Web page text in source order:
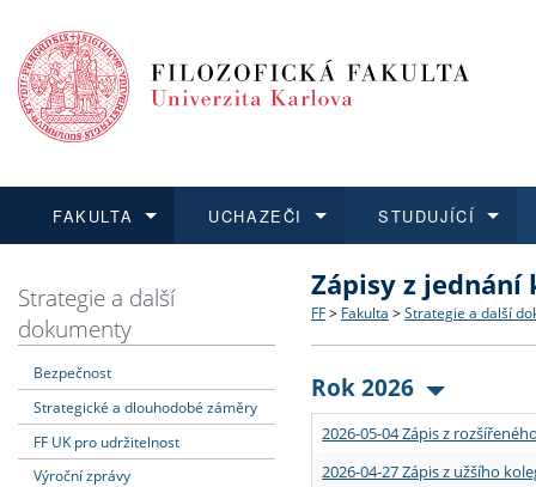
FAKULTA
Dozvědět se více
Struktura a historie
Strategie a další
Podpora a benefity pro
Absolventi fakulty
UCHAZEČI
Podat přihlášku
Co studovat a jak se
Učitelské studijní
Informace k průběhu
STUDUJÍCÍ
Dozvědět se více
Bakalářské a magisterské
Doktorské studium
Rigorózní řízení
Dozvědět se více
O vědě a výzkumu na FF
Akademické kvalifikace
Granty a projekty
Dozvědět se více
Aktuální nabídky a
Vyjíždějící studenti
Přijíždějící studenti
Vyjíždějící zaměstnanci
Strategie a další
dokumenty
Bezpečnost
Strategické a dlouhodobé záměry
FF UK pro udržitelnost
Výroční zprávy
Zápisy z jednání
FF > Fakulta > Strategie a další
Rok 2026
2026-05-04 Zápis z
2026-04-27 Zápis z užšího